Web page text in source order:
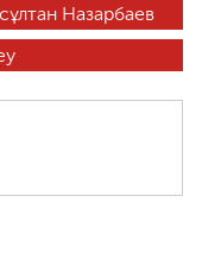
Назарбаев